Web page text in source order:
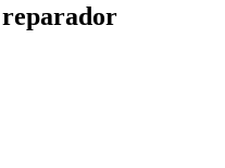
reparador